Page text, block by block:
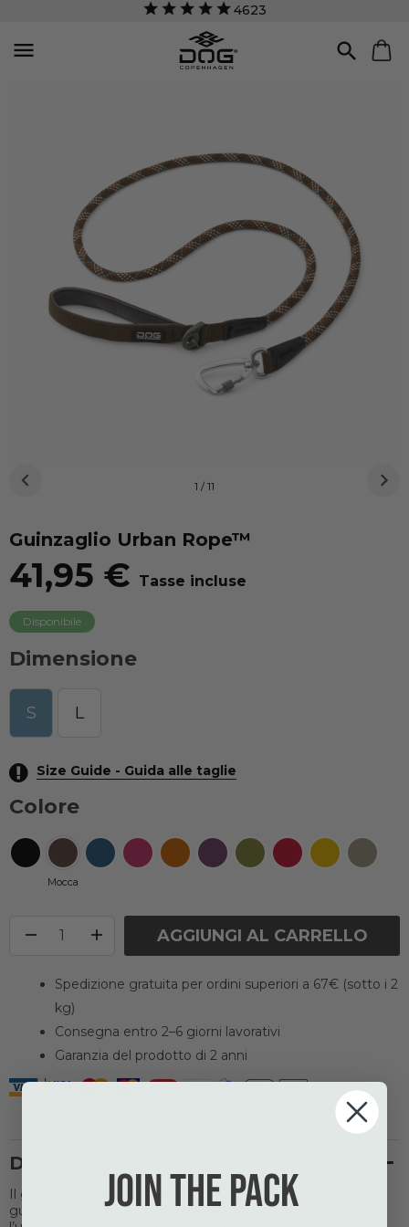
4623
 
1 / 11
Guinzaglio Urban Rope™
41,95 € Tasse incluse
Disponibile
Dimensione
S L
Size Guide - Guida alle taglie
Colore
Mocca
AGGIUNGI AL CARRELLO
Spedizione gratuita per ordini superiori a 67€ (sotto i 2
kg)
Consegna entro 2–6 giorni lavorativi
Garanzia del prodotto di 2 anni
Descrizione
Il guinzaglio Urban Rope™ di DOG Copenhagen è un
guinzaglio leggero e confortevole da 160 cm, perfetto per
Join the pack